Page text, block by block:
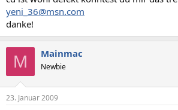
yeni_36@msn.com
danke!
M Mainmac
Newbie
23. Januar 2009